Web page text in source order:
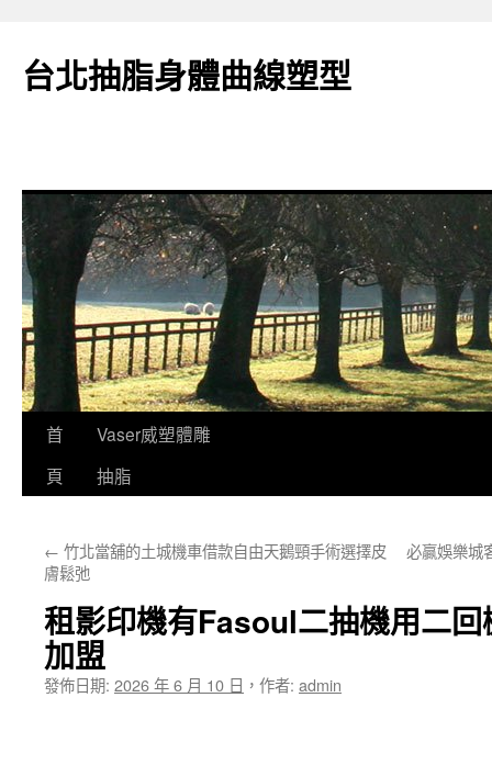
台北抽脂身體曲線塑型
跳
要
容
首
頁
Vaser威塑體雕
抽脂
← 竹北當舖的土城機車借款自由天鵝頸手術選擇皮
膚鬆弛
必贏娛樂城
租影印機有Fasoul二抽機用二
加盟
發佈日期: 2026 年 6 月 10 日 ， 作者: admin